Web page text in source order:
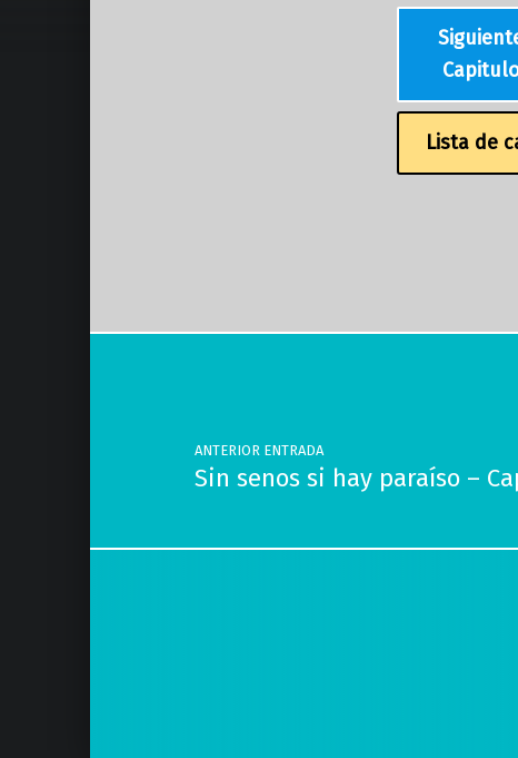
Lista de
Navegación de entradas
ANTERIOR ENTRADA
Sin senos si hay paraíso –